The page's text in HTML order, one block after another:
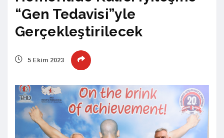
“Gen Tedavisi”yle
Gerçekleştirilecek
5 Ekim 2023